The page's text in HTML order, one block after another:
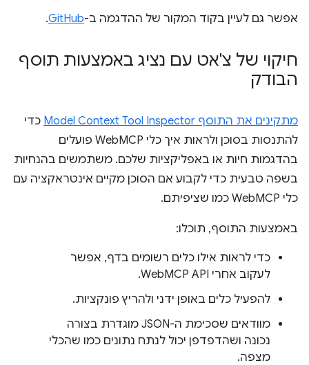
אפשר גם לעיין בקוד המקור של ההדגמה ב-GitHub
.
חיקוי של צ'אט עם נציג באמצעות תוסף
הבודק
מתקינים את התוסף Model Context Tool Inspector
כדי
להתנסות בסוכן ולראות איך כלי WebMCP פועלים
בהדגמות חיות או באפליקציות שלכם. משתמשים בהנחיות
בשפה טבעית כדי לקבוע אם הסוכן מקיים אינטראקציה עם
כלי WebMCP כמו שציפיתם.
באמצעות התוסף, תוכלו:
כדי לראות אילו כלים רשומים בדף, אפשר
לעקוב אחרי WebMCP API.
להפעיל כלים באופן ידני ולהריץ פונקציות.
מוודאים שסכימת ה-JSON מוגדרת בצורה
נכונה ושהדפדפן יכול לנתח נתונים כמו שהכלי
מצפה.